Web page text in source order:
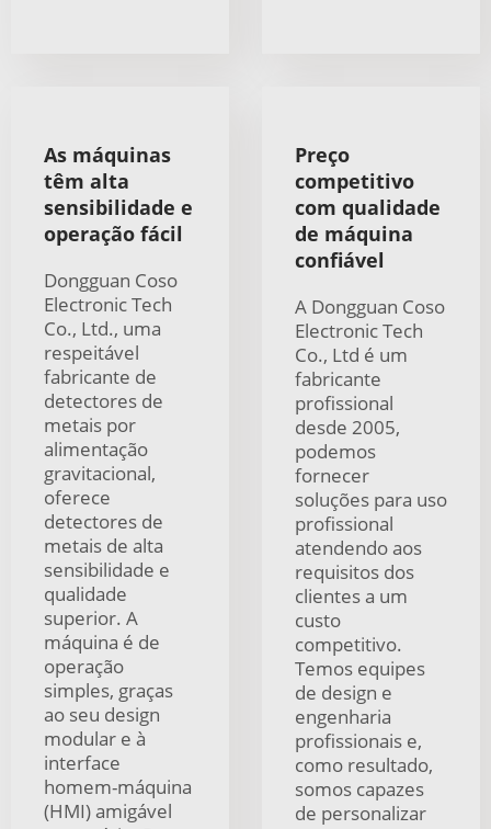
As máquinas
têm alta
sensibilidade e
operação fácil
Dongguan Coso
Electronic Tech
Co., Ltd., uma
respeitável
fabricante de
detectores de
metais por
alimentação
gravitacional,
oferece
detectores de
metais de alta
sensibilidade e
qualidade
superior. A
máquina é de
operação
simples, graças
ao seu design
modular e à
interface
homem-máquina
(HMI) amigável
Preço
competitivo
com qualidade
de máquina
confiável
A Dongguan Coso
Electronic Tech
Co., Ltd é um
fabricante
profissional
desde 2005,
podemos
fornecer
soluções para uso
profissional
atendendo aos
requisitos dos
clientes a um
custo
competitivo.
Temos equipes
de design e
engenharia
profissionais e,
como resultado,
somos capazes
de personalizar